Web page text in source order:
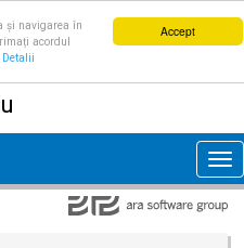
Accept
și navigarea în
acordul
Detalii